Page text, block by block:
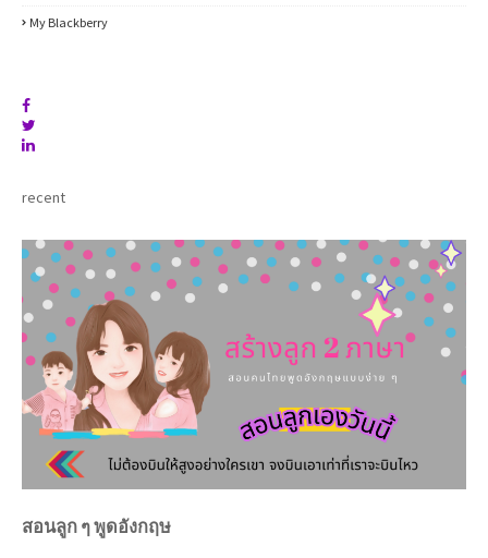
My Blackberry
recent
สอนลูก ๆ พูดอังกฤษ